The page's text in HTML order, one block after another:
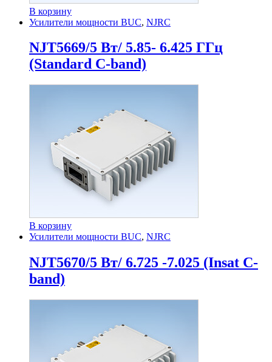
В корзину
Усилители мощности BUC, NJRC
NJT5669/5 Вт/ 5.85- 6.425 ГГц
(Standard C-band)
В корзину
Усилители мощности BUC, NJRC
NJT5670/5 Вт/ 6.725 -7.025 (Insat C-
band)